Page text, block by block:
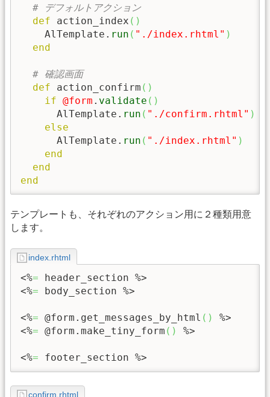
# デフォルトアクション
def action_index ( )
    AlTemplate.
run ( "./index.rhtml" )
end
# 確認画面
def action_confirm ( )
if @form . validate ( )
      AlTemplate.
run ( "./confirm.rhtml" )
else
      AlTemplate.
run ( "./index.rhtml" )
end
end
end
テンプレートも、それぞれのアクション用に２種類用意
します。
index.rhtml
<%= header_section %>
<%= body_section %>
<%= @form.get_messages_by_html ( )
%>
<%= @form.make_tiny_form ( ) %>
<%= footer_section %>
confirm.rhtml